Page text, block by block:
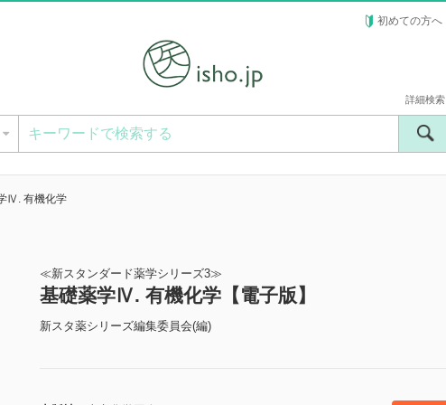
初めての方へ
詳細検索
Ⅳ. 有機化学
≪新スタンダード薬学シリーズ3≫
基礎薬学Ⅳ. 有機化学【電子版】
新スタ薬シリーズ編集委員会(編)